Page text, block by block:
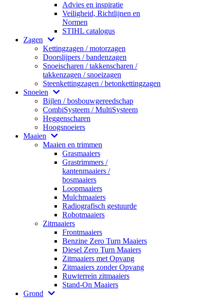
Advies en inspiratie
Veiligheid, Richtlijnen en
Normen
STIHL catalogus
Zagen
Kettingzagen / motorzagen
Doorslijpers / bandenzagen
Snoeischaren / takkenscharen /
takkenzagen / snoeizagen
Steenkettingzagen / betonkettingzagen
Snoeien
Bijlen / bosbouwgereedschap
CombiSysteem / MultiSysteem
Heggenscharen
Hoogsnoeiers
Maaien
Maaien en trimmen
Grasmaaiers
Grastrimmers /
kantenmaaiers /
bosmaaiers
Loopmaaiers
Mulchmaaiers
Radiografisch gestuurde
Robotmaaiers
Zitmaaiers
Frontmaaiers
Benzine Zero Turn Maaiers
Diesel Zero Turn Maaiers
Zitmaaiers met Opvang
Zitmaaiers zonder Opvang
Ruwterrein zitmaaiers
Stand-On Maaiers
Grond